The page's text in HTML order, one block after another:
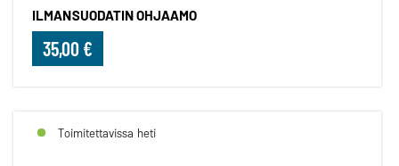
ILMANSUODATIN OHJAAMO
35,00 €
Toimitettavissa heti